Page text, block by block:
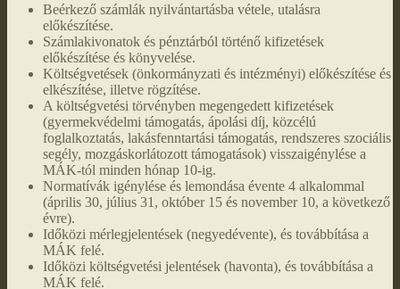
Beérkező számlák nyilvántartásba vétele, utalásra
előkészítése.
Számlakivonatok és pénztárból történő kifizetések
előkészítése és könyvelése.
Költségvetések (önkormányzati és intézményi) előkészítése és
elkészítése, illetve rögzítése.
A költségvetési törvényben megengedett kifizetések
(gyermekvédelmi támogatás, ápolási díj, közcélú
foglalkoztatás, lakásfenntartási támogatás, rendszeres szociális
segély, mozgáskorlátozott támogatások) visszaigénylése a
MÁK-tól minden hónap 10-ig.
Normatívák igénylése és lemondása évente 4 alkalommal
(április 30, július 31, október 15 és november 10, a következő
évre).
Időközi mérlegjelentések (negyedévente), és továbbítása a
MÁK felé.
Időközi költségvetési jelentések (havonta), és továbbítása a
MÁK felé.